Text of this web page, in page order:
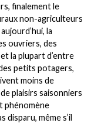
finalement le
non-agriculteurs
la
ouvriers, des
la plupart d’entre
petits potagers,
moins de
plaisirs saisonniers
phénomène
disparu, même s’il